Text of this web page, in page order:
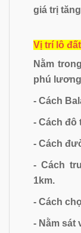
giá trị
Vị trí lô đất
Nằm
phú lương
- Cách
- Cách đô
- Cách
- Cách
1km.
- Cách
- Nằm sát